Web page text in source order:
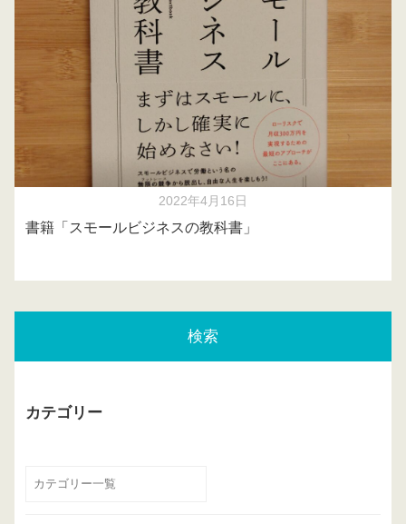
2022年4月16日
書籍「スモールビジネスの教科書」
検索
カテゴリー